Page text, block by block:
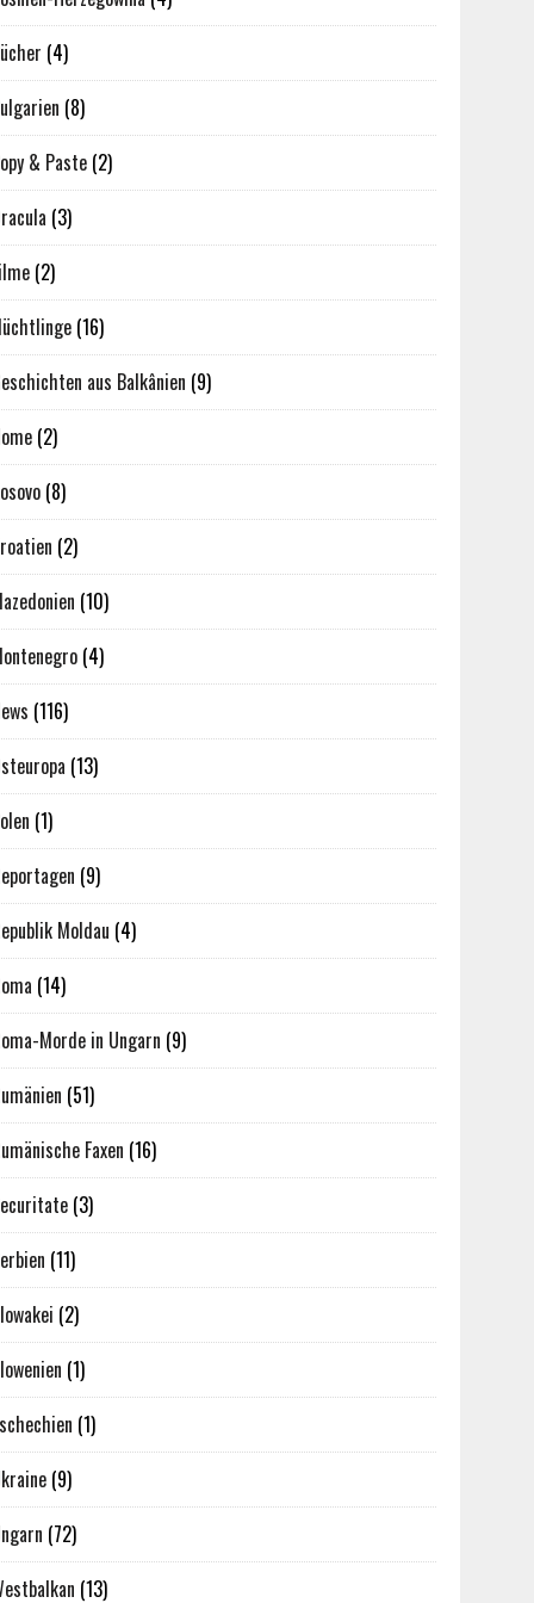
(4)
(8)
& Paste (2)
(3)
(2)
(16)
aus Balkânien (9)
(2)
(8)
(2)
(10)
(4)
(116)
(13)
(1)
(9)
Moldau (4)
(14)
Morde in Ungarn (9)
(51)
Faxen (16)
(3)
(11)
(2)
(1)
(1)
(9)
(72)
(13)